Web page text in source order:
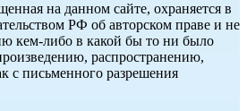
на данном сайте, охраняется в
РФ об авторском праве и не
кем-либо в какой бы то ни было
распространению,
с письменного разрешения